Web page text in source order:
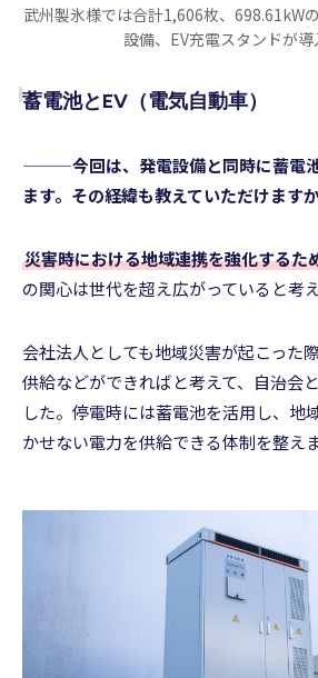
武州製氷様では合計1,606枚、698.61kW
設備、EV充電スタンドが
蓄電池とEV（電気自動車）
———今回は、発電設備と同時に蓄電
ます。その経緯も教えていただけます
災害時における地域連携を強化するた
の関心は世代を超え広がっていると考え
会社法人としても地域災害が起こった
供給などができればと考えて、自治会と
した。停電時には蓄電池を活用し、地
かせない電力を供給できる体制を整え